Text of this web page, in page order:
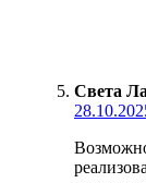
Света